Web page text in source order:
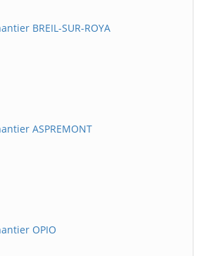
BREIL-SUR-ROYA
ASPREMONT
OPIO